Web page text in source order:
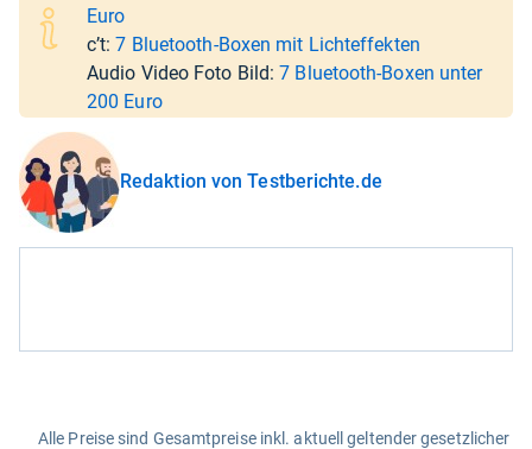
Euro
c’t:7 Bluetooth-Boxen mit Lichteffekten
Audio Video Foto Bild:7 Bluetooth-Boxen unter
200 Euro
Redaktion von Testberichte.de
Alle Preise sind Gesamtpreise inkl. aktuell geltender gesetzlicher